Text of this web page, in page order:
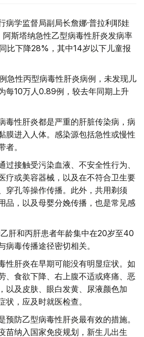
病学监督局副局长詹娜·普拉利耶娃
斯塔纳急性乙型病毒性肝炎发病率
比下降28%，其中14岁以下儿童报
急性丙型病毒性肝炎病例，未发现儿
每10万人0.89例，较去年同期上升
毒性肝炎都是严重的肝脏传染病，病
膜进入人体。感染源包括急性或慢性
者。
过接触受污染血液、不安全性行为、
疗或美容器械，以及在不符合卫生要
穿孔等操作传播。此外，共用剃须
品，以及母婴分娩传播，也是常见感
肝和丙肝患者年龄集中在20岁至40
病毒传播途径密切相关。
性肝炎在早期可能没有明显症状。如
、食欲下降、右上腹不适或疼痛、恶
以及皮肤、眼白发黄、尿液颜色加
状，应及时就医检查。
预防乙型病毒性肝炎最有效的措施。
苗纳入国家免疫规划，新生儿出生